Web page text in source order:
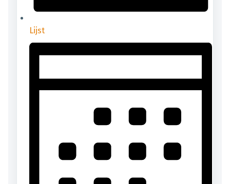
Lijst